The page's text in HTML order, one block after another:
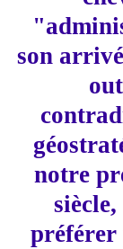
son
notre
préférer